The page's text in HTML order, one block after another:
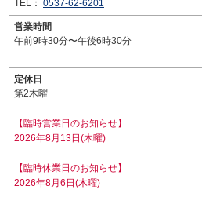
TEL： 0537-62-6201
営業時間
午前9時30分〜午後6時30分
定休日
第2木曜
【臨時営業日のお知らせ】
2026年8月13日(木曜)
【臨時休業日のお知らせ】
2026年8月6日(木曜)